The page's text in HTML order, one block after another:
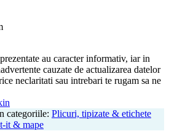
au caracter informativ, iar in
cauzate de actualizarea datelor
neclaritati sau intrebari te rugam sa ne
categoriile: Plicuri, tipizate & etichete
it & mape